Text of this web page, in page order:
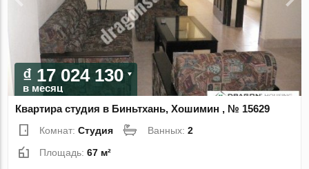
₫ 17 024 130
в месяц
Квартира студия в Биньтхань, Хошимин , № 15629
Комнат:Студия Ванных:2
Площадь:67 м²